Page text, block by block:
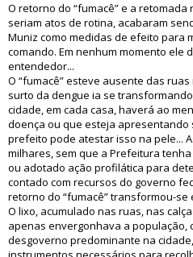
O retorno do “fumacê” e a
seriam atos de rotina, acabaram
Muniz como medidas de efeito para
comando. Em nenhum momento ele
entendedor...
O “fumacê” esteve ausente das
surto da dengue ia se
cidade, em cada casa, haverá ao
doença ou que esteja apresentando
prefeito pode atestar isso na pele...
milhares, sem que a Prefeitura
ou adotado ação profilática para
contado com recursos do governo
retorno do “fumacê” transformou-se
O lixo, acumulado nas ruas, nas
apenas envergonhava a população,
desgoverno predominante na